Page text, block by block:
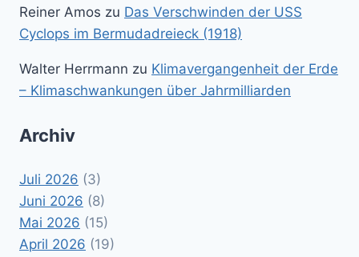
Reiner Amos zu Das Verschwinden der USS
Cyclops im Bermudadreieck (1918)
Walter Herrmann zu Klimavergangenheit der Erde
– Klimaschwankungen über Jahrmilliarden
Archiv
Juli 2026 (3)
Juni 2026 (8)
Mai 2026 (15)
April 2026 (19)